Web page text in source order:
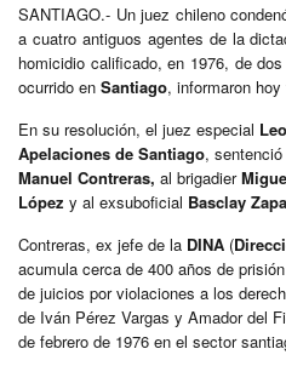
SANTIAGO.- Un juez chileno
a cuatro antiguos agentes de la
homicidio calificado, en 1976, de
ocurrido en Santiago, informaron
En su resolución, el juez especial
Apelaciones de Santiago,
Manuel Contreras, al brigadier
López y al exsuboficial Basclay
Contreras, ex jefe de la DINA (
acumula cerca de 400 años de
de juicios por violaciones a los
de Iván Pérez Vargas y Amador del
de febrero de 1976 en el sector